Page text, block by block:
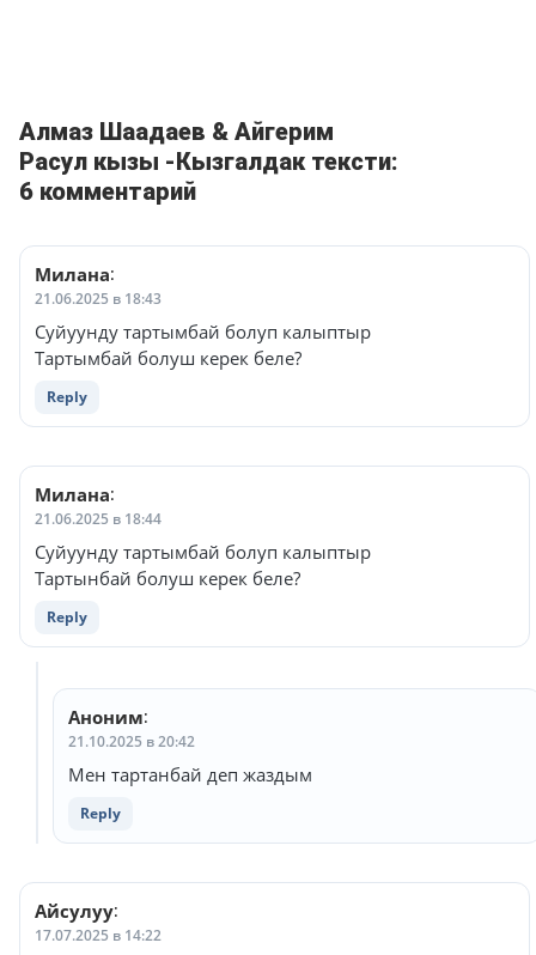
Алмаз Шаадаев & Айгерим
Расул кызы -Кызгалдак тексти:
6 комментарий
Милана:
21.06.2025 в 18:43
Суйуунду тартымбай болуп калыптыр
Тартымбай болуш керек беле?
Reply
Милана:
21.06.2025 в 18:44
Суйуунду тартымбай болуп калыптыр
Тартынбай болуш керек беле?
Reply
Аноним:
21.10.2025 в 20:42
Мен тартанбай деп жаздым
Reply
Айсулуу:
17.07.2025 в 14:22